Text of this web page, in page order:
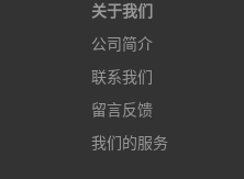
关于我们
公司简介
联系我们
留言反馈
我们的服务